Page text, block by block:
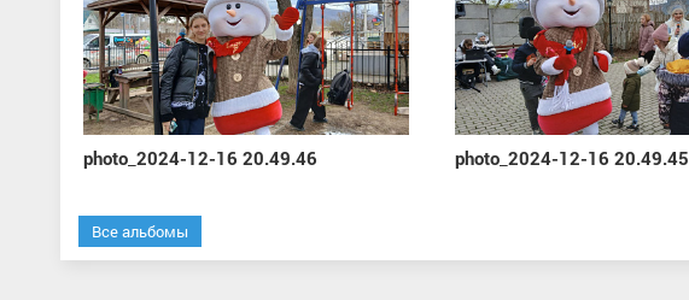
photo_2024-12-16 20.49.46 photo_2024-12-16 20.49.45
Все альбомы